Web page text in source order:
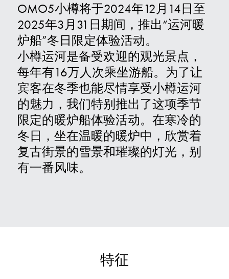
OMO5小樽将于2024年12月14日至
2025年3月31日期间，推出“运河暖
炉船”冬日限定体验活动。
小樽运河是备受欢迎的观光景点，
每年有16万人次乘坐游船。为了让
宾客在冬季也能尽情享受小樽运河
的魅力，我们特别推出了这项季节
限定的暖炉船体验活动。在寒冷的
冬日，坐在温暖的暖炉中，欣赏着
复古街景的雪景和璀璨的灯光，别
有一番风味。
特征